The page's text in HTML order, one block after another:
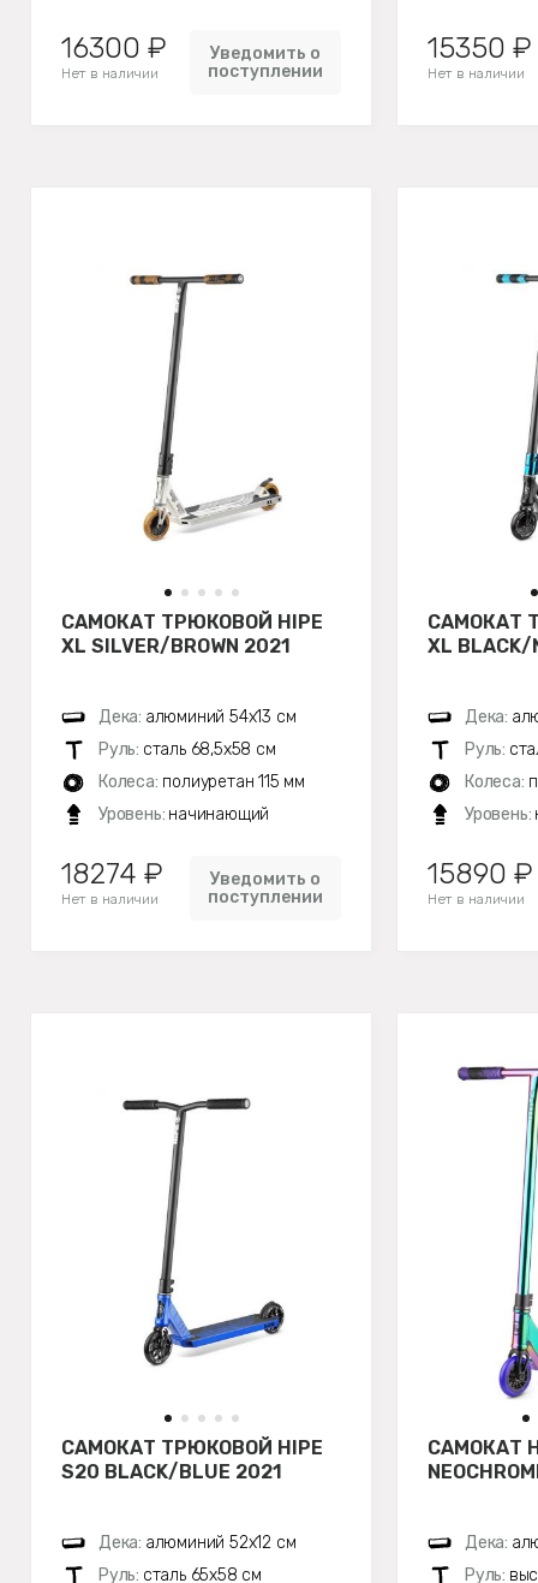
16300 ₽
Нет в наличии
Уведомить о
поступлении
15350 ₽
Нет в наличии
САМОКАТ ТРЮКОВОЙ HIPE
XL SILVER/BROWN 2021
Дека: алюминий 54х13 см
Руль: сталь 68,5х58 см
Колеса: полиуретан 115 мм
Уровень: начинающий
18274 ₽
Нет в наличии
Уведомить о
поступлении
САМОКАТ
XL BLACK/
Дека:
Руль:
Колеса:
Уровень:
15890 ₽
Нет в наличии
САМОКАТ ТРЮКОВОЙ HIPE
S20 BLACK/BLUE 2021
Дека: алюминий 52х12 см
Руль: сталь 65х58 см
САМОКАТ
Дека:
Руль: